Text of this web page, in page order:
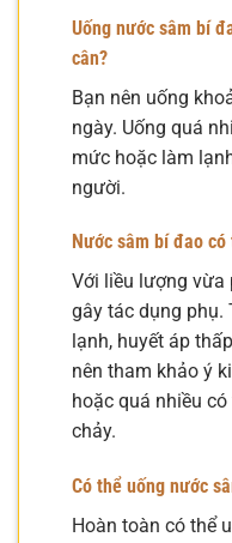
Uống nước sâm bí
cân?
Bạn nên uống
ngày. Uống quá
mức hoặc làm
người.
Nước sâm bí đao
Với liều lượng vừa
gây tác dụng phụ.
lạnh, huyết áp
nên tham khảo ý
hoặc quá nhiều
chảy.
Có thể uống nước
Hoàn toàn có thể